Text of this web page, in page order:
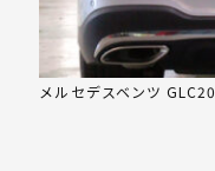
メルセデスベンツ